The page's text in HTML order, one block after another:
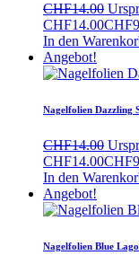
CHF14.00
CHF14.00CHF
In den
Angebot!
Nagelfolien Dazzling
CHF14.00
CHF14.00CHF
In den
Angebot!
Nagelfolien Blue